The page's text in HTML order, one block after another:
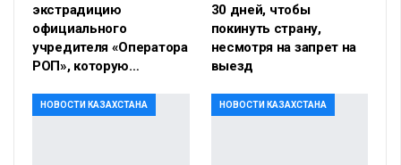
экстрадицию
официального
учредителя «Оператора
РОП», которую…
30 дней, чтобы
покинуть страну,
несмотря на запрет на
выезд
НОВОСТИ КАЗАХСТАНА НОВОСТИ КАЗАХСТАНА